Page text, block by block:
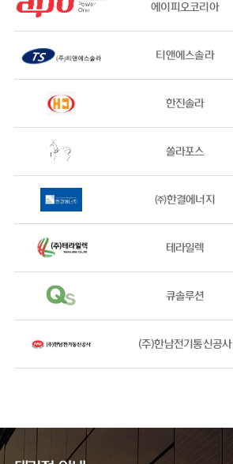
에이피오코리아
티앤에스솔라
한진솔라
쏠라포스
㈜한결에너지
테라일렉
큐솔루션
(주)한남전기통신공사